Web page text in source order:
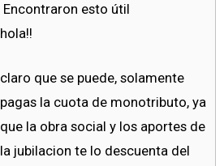
Encontraron esto útil
hola!!
claro que se puede, solamente
pagas la cuota de monotributo, ya
que la obra social y los aportes de
la jubilacion te lo descuenta del